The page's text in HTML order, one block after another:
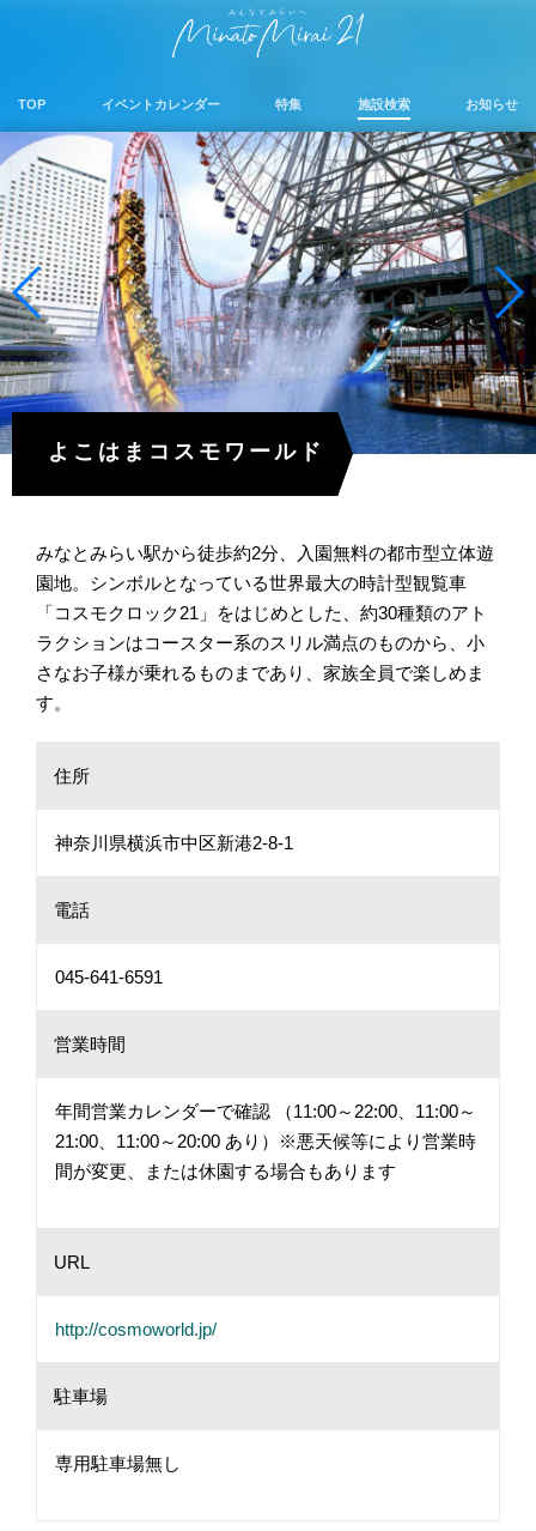
TOP イベントカレンダー 特集 施設検索 お知らせ
よこはまコスモワールド
みなとみらい駅から徒歩約2分、入園無料の都市型立体遊
園地。シンボルとなっている世界最大の時計型観覧車
「コスモクロック21」をはじめとした、約30種類のアト
ラクションはコースター系のスリル満点のものから、小
さなお子様が乗れるものまであり、家族全員で楽しめま
す。
住所
神奈川県横浜市中区新港2-8-1
電話
045-641-6591
営業時間
年間営業カレンダーで確認 （11:00～22:00、11:00～
21:00、11:00～20:00 あり）※悪天候等により営業時
間が変更、または休園する場合もあります
URL
http://cosmoworld.jp/
駐車場
専用駐車場無し